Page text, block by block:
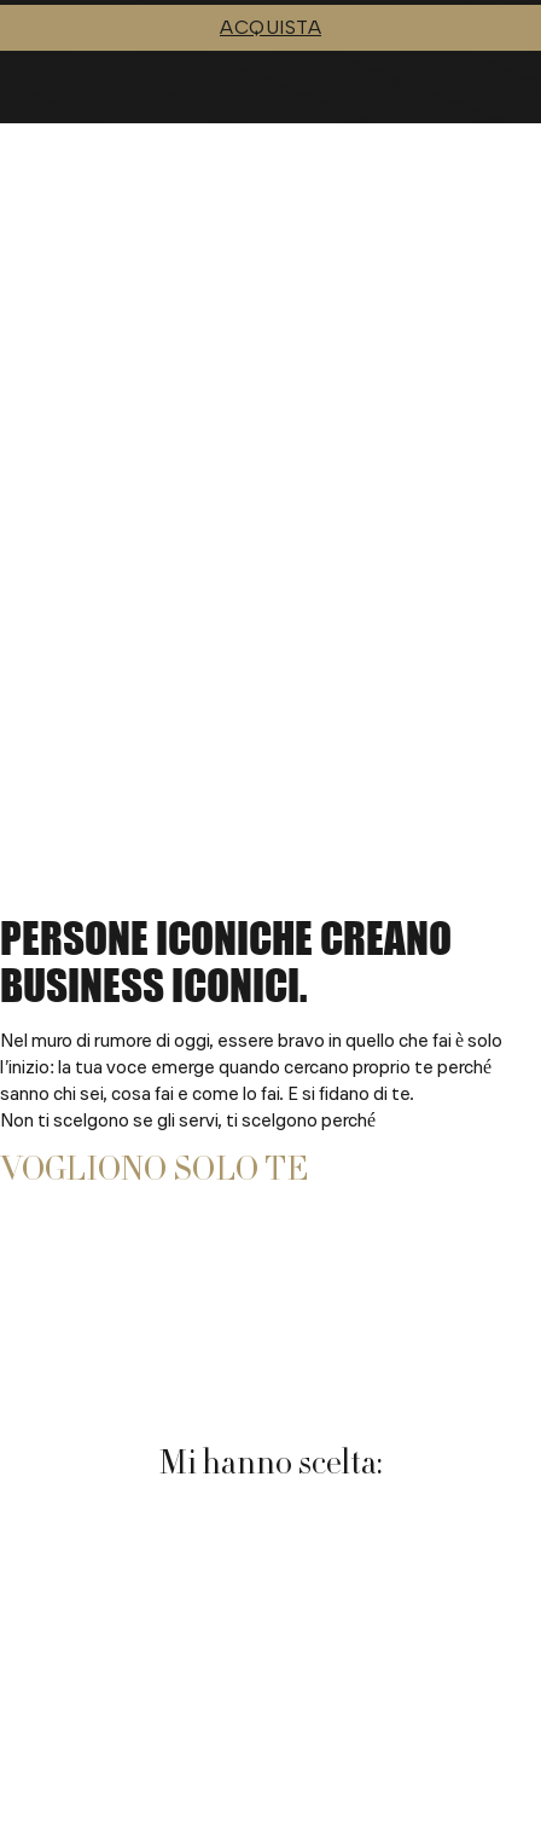
ACQUISTA
PERSONE ICONICHE CREANO
BUSINESS ICONICI.
Nel muro di rumore di oggi, essere bravo in quello che fai è solo
l’inizio: la tua voce emerge quando cercano proprio te perché
sanno chi sei, cosa fai e come lo fai. E si fidano di te.
Non ti scelgono se gli servi, ti scelgono perché
VOGLIONO SOLO TE
Mi hanno scelta: